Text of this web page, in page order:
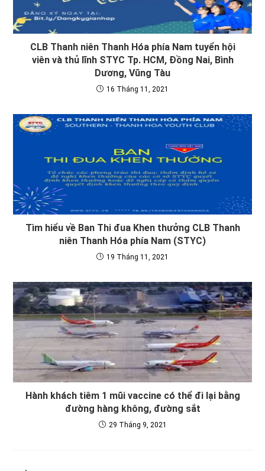
CLB Thanh niên Thanh Hóa phía Nam tuyển hội
viên và thủ lĩnh STYC Tp. HCM, Đồng Nai, Bình
Dương, Vũng Tàu
16 Tháng 11, 2021
Tìm hiểu về Ban Thi đua Khen thưởng CLB Thanh
niên Thanh Hóa phía Nam (STYC)
19 Tháng 11, 2021
Hành khách tiêm 1 mũi vaccine có thể đi lại bằng
đường hàng không, đường sắt
29 Tháng 9, 2021